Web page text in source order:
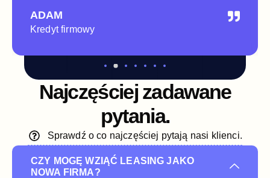
ADAM
Kredyt firmowy
Najczęściej zadawane
pytania.
Sprawdź o co najczęściej pytają nasi klienci.
CZY MOGĘ WZIĄĆ LEASING JAKO
NOWA FIRMA?